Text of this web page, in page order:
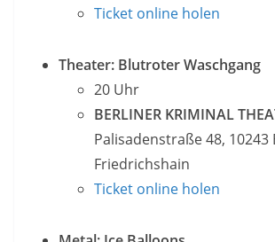
Ticket online holen
Theater: Blutroter Waschgang
20 Uhr
BERLINER KRIMINAL
Palisadenstraße 48, 10243
Friedrichshain
Ticket online holen